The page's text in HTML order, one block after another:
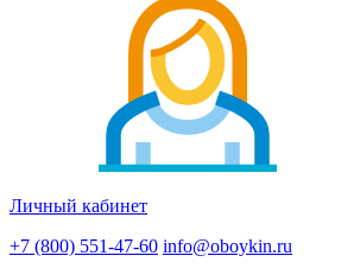
Личный кабинет
+7 (800) 551-47-60 info@oboykin.ru